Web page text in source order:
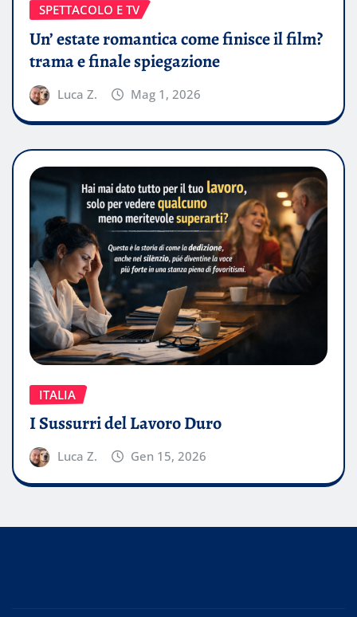
SPETTACOLO E TV
Un’ estate romantica come finisce il film?
trama e finale spiegazione
Luca Z. Mag 1, 2026
ITALIA
I Sussurri del Lavoro Duro
Luca Z. Gen 15, 2026